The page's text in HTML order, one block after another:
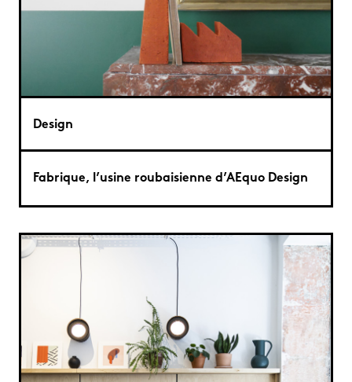
Design
Fabrique, l’usine roubaisienne d’AEquo Design